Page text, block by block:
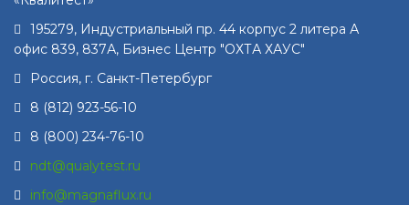
195279, Индустриальный пр. 44 корпус 2 литера А
офис 839, 837А, Бизнес Центр "ОХТА ХАУС"
Россия, г. Санкт-Петербург
8 (812) 923-56-10
8 (800) 234-76-10
ndt@qualytest.ru
info@magnaflux.ru